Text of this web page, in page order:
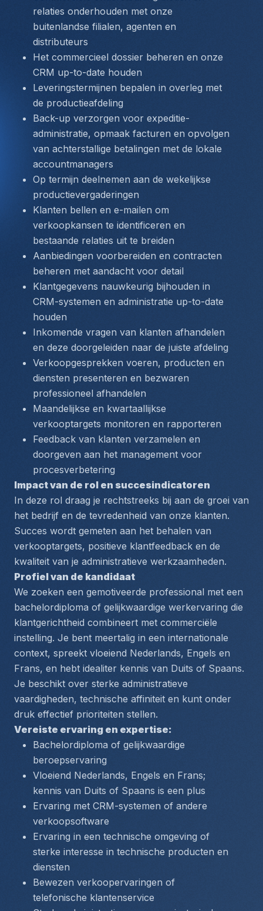
relaties onderhouden met onze
buitenlandse filialen, agenten en
distributeurs
Het commercieel dossier beheren en onze
CRM up-to-date houden
Leveringstermijnen bepalen in overleg met
de productieafdeling
Back-up verzorgen voor expeditie-
administratie, opmaak facturen en opvolgen
van achterstallige betalingen met de lokale
accountmanagers
Op termijn deelnemen aan de wekelijkse
productievergaderingen
Klanten bellen en e-mailen om
verkoopkansen te identificeren en
bestaande relaties uit te breiden
Aanbiedingen voorbereiden en contracten
beheren met aandacht voor detail
Klantgegevens nauwkeurig bijhouden in
CRM-systemen en administratie up-to-date
houden
Inkomende vragen van klanten afhandelen
en deze doorgeleiden naar de juiste afdeling
Verkoopgesprekken voeren, producten en
diensten presenteren en bezwaren
professioneel afhandelen
Maandelijkse en kwartaallijkse
verkooptargets monitoren en rapporteren
Feedback van klanten verzamelen en
doorgeven aan het management voor
procesverbetering
Impact van de rol en succesindicatoren
In deze rol draag je rechtstreeks bij aan de groei van
het bedrijf en de tevredenheid van onze klanten.
Succes wordt gemeten aan het behalen van
verkooptargets, positieve klantfeedback en de
kwaliteit van je administratieve werkzaamheden.
Profiel van de kandidaat
We zoeken een gemotiveerde professional met een
bachelordiploma of gelijkwaardige werkervaring die
klantgerichtheid combineert met commerciële
instelling. Je bent meertalig in een internationale
context, spreekt vloeiend Nederlands, Engels en
Frans, en hebt idealiter kennis van Duits of Spaans.
Je beschikt over sterke administratieve
vaardigheden, technische affiniteit en kunt onder
druk effectief prioriteiten stellen.
Vereiste ervaring en expertise:
Bachelordiploma of gelijkwaardige
beroepservaring
Vloeiend Nederlands, Engels en Frans;
kennis van Duits of Spaans is een plus
Ervaring met CRM-systemen of andere
verkoopsoftware
Ervaring in een technische omgeving of
sterke interesse in technische producten en
diensten
Bewezen verkoopervaringen of
telefonische klantenservice